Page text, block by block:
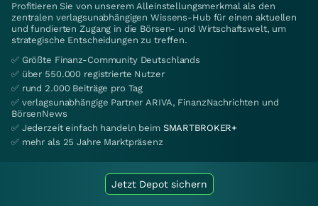
Profitieren Sie von unserem Alleinstellungsmerkmal als den
zentralen verlagsunabhängigen Wissens-Hub für einen aktuellen
und fundierten Zugang in die Börsen- und Wirtschaftswelt, um
strategische Entscheidungen zu treffen.
✅ Größte Finanz-Community Deutschlands
✅ über 550.000 registrierte Nutzer
✅ rund 2.000 Beiträge pro Tag
✅ verlagsunabhängige Partner ARIVA, FinanzNachrichten und
BörsenNews
✅ Jederzeit einfach handeln beim SMARTBROKER+
✅ mehr als 25 Jahre Marktpräsenz
Jetzt Depot sichern